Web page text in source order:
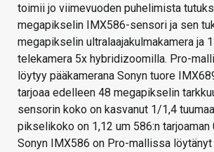
toimii jo viimevuoden puhelimista
megapikselin IMX586-sensori ja sen
megapikselin ultralaajakulmakamera ja
telekamera 5x hybridizoomilla. Pro-
löytyy pääkamerana Sonyn tuore
tarjoaa edelleen 48 megapikselin
sensorin koko on kasvanut 1/1,4
pikselikoko on 1,12 um 586:n tarjoaman
Sonyn IMX586 on Pro-mallissa